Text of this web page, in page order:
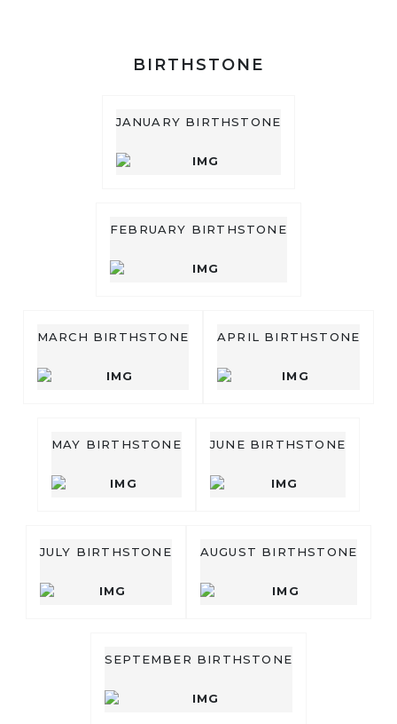
BIRTHSTONE
JANUARY BIRTHSTONE
FEBRUARY BIRTHSTONE
MARCH BIRTHSTONE APRIL BIRTHSTONE
MAY BIRTHSTONE JUNE BIRTHSTONE
JULY BIRTHSTONE AUGUST BIRTHSTONE
SEPTEMBER BIRTHSTONE